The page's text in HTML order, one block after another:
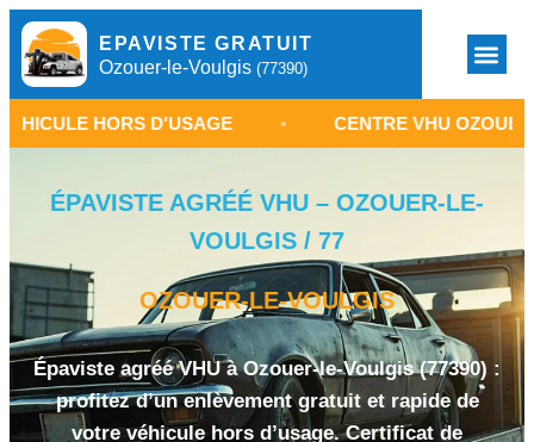
EPAVISTE GRATUIT
Ozouer-le-Voulgis (77390)
D'USAGE • CENTRE VHU OZOUER-LE-
ÉPAVISTE AGRÉÉ VHU – OZOUER-LE-
VOULGIS / 77
OZOUER-LE-VOULGIS
Épaviste agréé VHU à Ozouer-le-Voulgis (77390) :
profitez d’un enlèvement gratuit et rapide de
votre véhicule hors d’usage. Certificat de